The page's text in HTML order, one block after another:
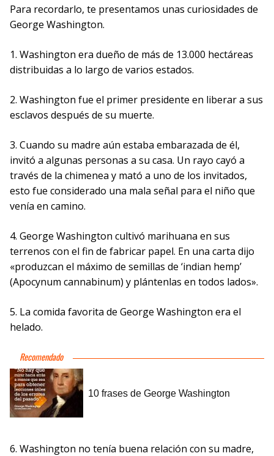
Para recordarlo, te presentamos unas curiosidades de
George Washington.
1. Washington era dueño de más de 13.000 hectáreas
distribuidas a lo largo de varios estados.
2. Washington fue el primer presidente en liberar a sus
esclavos después de su muerte.
3. Cuando su madre aún estaba embarazada de él,
invitó a algunas personas a su casa. Un rayo cayó a
través de la chimenea y mató a uno de los invitados,
esto fue considerado una mala señal para el niño que
venía en camino.
4. George Washington cultivó marihuana en sus
terrenos con el fin de fabricar papel. En una carta dijo
«produzcan el máximo de semillas de ‘indian hemp’
(Apocynum cannabinum) y plántenlas en todos lados».
5. La comida favorita de George Washington era el
helado.
6. Washington no tenía buena relación con su madre,